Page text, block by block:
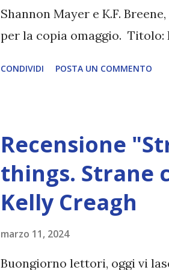
Shannon Mayer e K.F.
per la copia omaggio.
condanna a morte sotto
parole avrebbero potuto
stato scelto per entrare
magia, la Shadowspell
mondo. È un luogo così
CONDIVIDI POSTA UN COMMENTO
Recensione
things. Strane
Kelly Creagh
marzo 11, 2024
Buongiorno lettori, oggi vi